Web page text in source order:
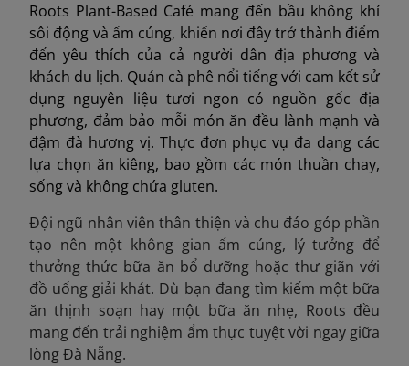
Roots Plant-Based Café mang đến bầu không khí
sôi động và ấm cúng, khiến nơi đây trở thành điểm
đến yêu thích của cả người dân địa phương và
khách du lịch. Quán cà phê nổi tiếng với cam kết sử
dụng nguyên liệu tươi ngon có nguồn gốc địa
phương, đảm bảo mỗi món ăn đều lành mạnh và
đậm đà hương vị. Thực đơn phục vụ đa dạng các
lựa chọn ăn kiêng, bao gồm các món thuần chay,
sống và không chứa gluten.
Đội ngũ nhân viên thân thiện và chu đáo góp phần
tạo nên một không gian ấm cúng, lý tưởng để
thưởng thức bữa ăn bổ dưỡng hoặc thư giãn với
đồ uống giải khát. Dù bạn đang tìm kiếm một bữa
ăn thịnh soạn hay một bữa ăn nhẹ, Roots đều
mang đến trải nghiệm ẩm thực tuyệt vời ngay giữa
lòng Đà Nẵng.